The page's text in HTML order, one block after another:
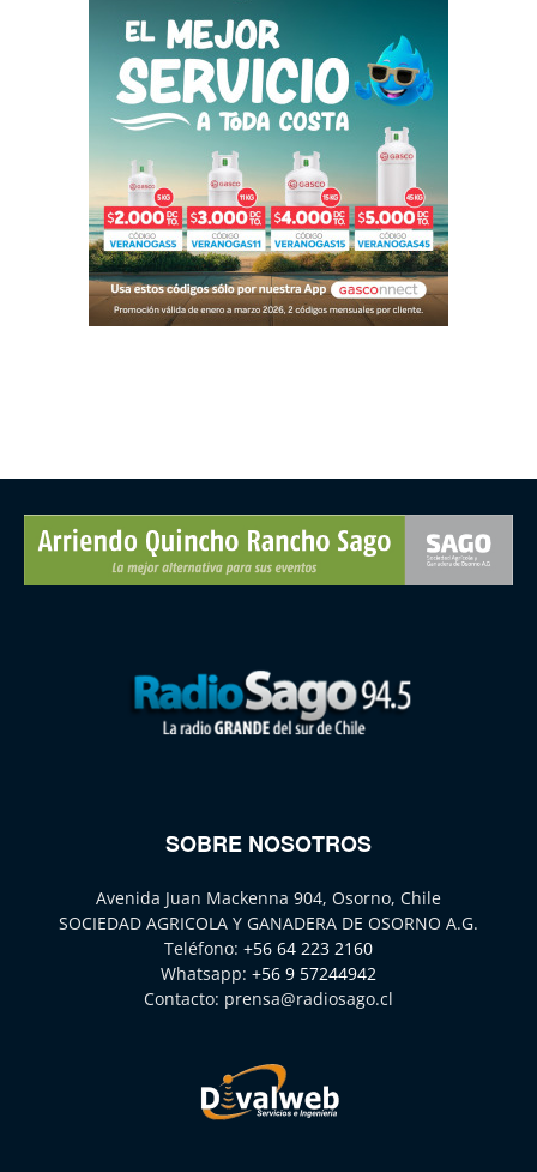
SOBRE NOSOTROS
Avenida Juan Mackenna 904, Osorno, Chile
SOCIEDAD AGRICOLA Y GANADERA DE OSORNO A.G.
Teléfono: +56 64 223 2160
Whatsapp: +56 9 57244942
Contacto: prensa@radiosago.cl